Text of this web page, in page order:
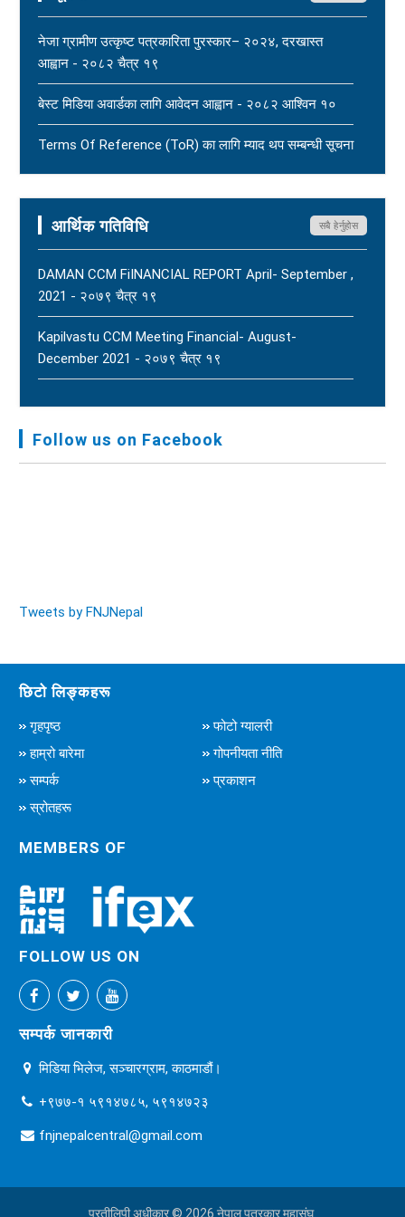
पत्रकार महासंघको आग्रह - २०८३ साउन १५
New
नेपाल पत्रकार महासंघका केन्द्रीय सचिव बैकुण्ठराज पराजुलीलाई
पितृशोक परेको दुःखद् खबरले नेपाल पत्रकार महासंघ स्तब्ध र दुःखी
- २०८३ साउन १५
New
नेजा ग्रामीण उत्कृष्ट पत्रकारिता पुरस्कार– २०२४, दरखास्त
आह्वान - २०८२ चैत्र १९
बेस्ट मिडिया अवार्डका लागि आवेदन आह्वान - २०८२ आश्विन १०
Terms Of Reference (ToR) का लागि म्याद थप सम्बन्धी सूचना
आर्थिक गतिविधि सबै हेर्नुहोस
DAMAN CCM FiINANCIAL REPORT April- September ,
2021 - २०७९ चैत्र १९
Kapilvastu CCM Meeting Financial- August-
December 2021 - २०७९ चैत्र १९
Audit Report FY-2076-077 - २०७७ कार्तिक २३
Follow us on Facebook
Tweets by FNJNepal
छिटो लिङ्कहरू
गृहपृष्ठ
फोटो ग्यालरी
हाम्रो बारेमा
गोपनीयता नीति
सम्पर्क
प्रकाशन
स्रोतहरू
MEMBERS OF
FOLLOW US ON
सम्पर्क जानकारी
मिडिया भिलेज, सञ्चारग्राम, काठमाडौं।
+९७७-१ ५९१४७८५, ५९१४७२३
fnjnepalcentral@gmail.com
प्रतीलिपी अधीकार © 2026 नेपाल पत्रकार महासंघ.